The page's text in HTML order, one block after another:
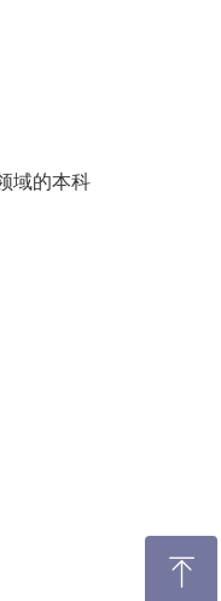
域的本科
ꁸ